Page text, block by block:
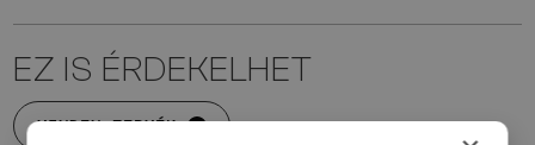
EZ IS ÉRDEKELHET
MINDEN TERMÉK